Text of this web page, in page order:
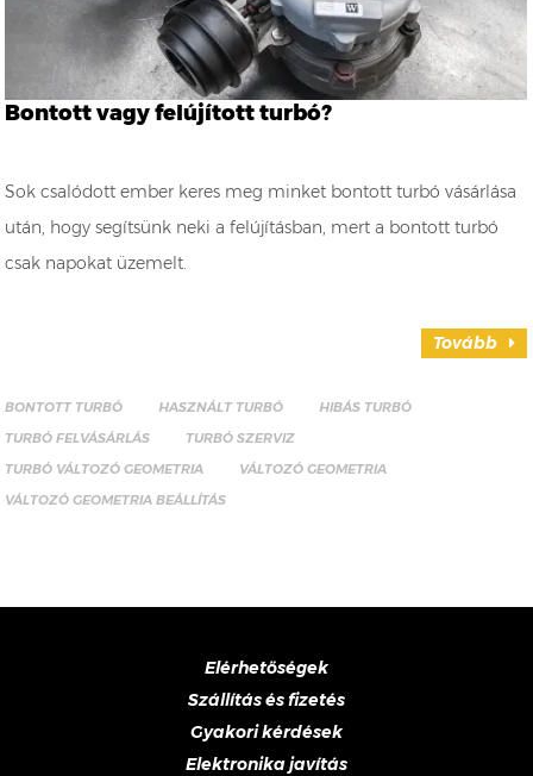
Bontott vagy felújított turbó?
Sok csalódott ember keres meg minket bontott turbó vásárlása
után, hogy segítsünk neki a felújításban, mert a bontott turbó
csak napokat üzemelt.
Tovább
BONTOTT TURBÓ HASZNÁLT TURBÓ
HIBÁS TURBÓ
TURBÓ FELVÁSÁRLÁS
TURBÓ SZERVIZ
TURBÓ VÁLTOZÓ GEOMETRIA
VÁLTOZÓ GEOMETRIA
VÁLTOZÓ GEOMETRIA BEÁLLÍTÁS
Elérhetőségek
Szállítás és fizetés
Gyakori kérdések
Elektronika javítás